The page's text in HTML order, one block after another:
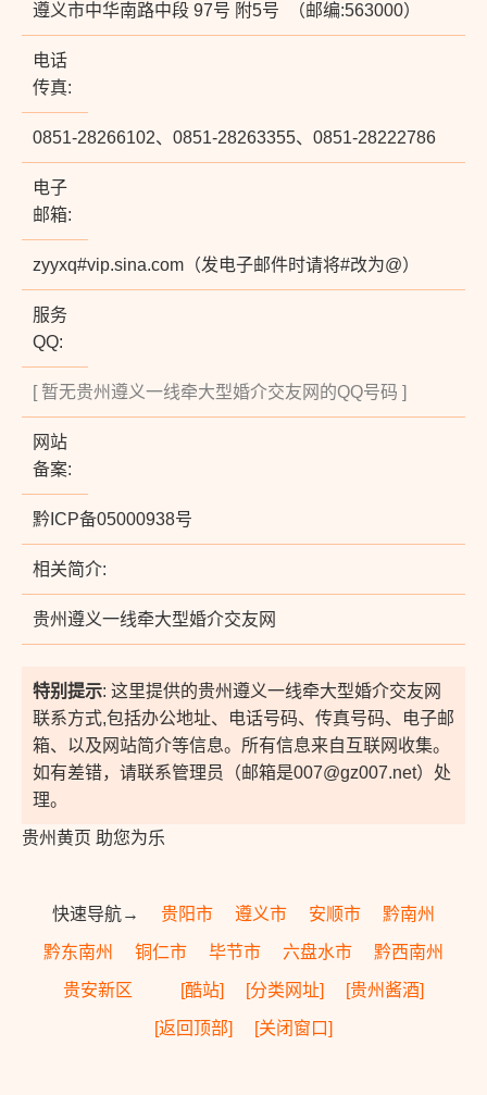
遵义市中华南路中段 97号 附5号 （邮编:563000）
电话
传真:
0851-28266102、0851-28263355、0851-28222786
电子
邮箱:
zyyxq#vip.sina.com（发电子邮件时请将#改为@）
服务
QQ:
[ 暂无贵州遵义一线牵大型婚介交友网的QQ号码 ]
网站
备案:
黔ICP备05000938号
相关简介:
贵州遵义一线牵大型婚介交友网
特别提示: 这里提供的贵州遵义一线牵大型婚介交友网
联系方式,包括办公地址、电话号码、传真号码、电子邮
箱、以及网站简介等信息。所有信息来自互联网收集。
如有差错，请联系管理员（邮箱是007@gz007.net）处
理。
贵州黄页 助您为乐
快速导航→ 贵阳市 遵义市 安顺市 黔南州
黔东南州 铜仁市 毕节市 六盘水市 黔西南州
贵安新区 [酷站] [分类网址] [贵州酱酒]
[返回顶部] [关闭窗口]